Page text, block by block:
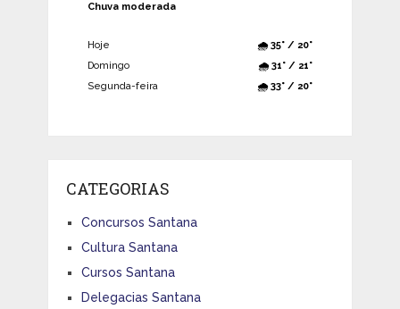
Chuva moderada
Hoje
🌧️ 35° / 20°
Domingo
🌧️ 31° / 21°
Segunda-feira
🌧️ 33° / 20°
CATEGORIAS
Concursos Santana
Cultura Santana
Cursos Santana
Delegacias Santana